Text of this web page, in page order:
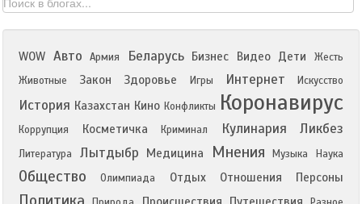
WOW Авто Армия Беларусь Бизнес Видео Дети
Жесть
Животные
Закон Здоровье Игры Интернет Искусство
История Казахстан Кино Конфликты Коронавирус
Коррупция Косметичка Криминал Кулинария Ликбез
Литература Лытдыбр Медицина Мнения Музыка Наука
Общество Олимпиада Отдых Отношения Персоны